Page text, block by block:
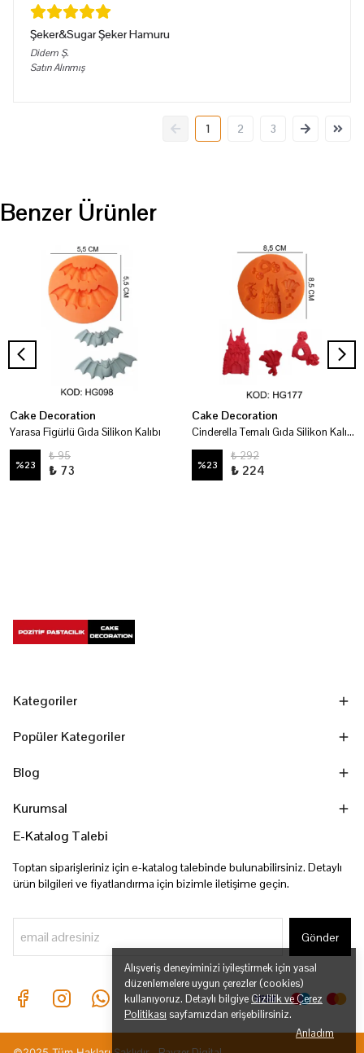
Alışveriş deneyiminizi iyileştirmek için yasal
düzenlemelere uygun çerezler (cookies)
kullanıyoruz. Detaylı bilgiye Gizlilik ve Çerez
Politikası sayfamızdan erişebilirsiniz.
Anladım
Şeker&Sugar Şeker Hamuru
Didem Ş.
Satın Alınmış
1 2 3
Benzer Ürünler
Cake Decoration
Yarasa Figürlü Gıda Silikon Kalıbı
%23
₺ 95
₺ 73
Cake Decoration
Cinderella Temalı Gıda Silikon Kalıbı
%23
₺ 292
₺ 224
Kategoriler
Popüler Kategoriler
Blog
Kurumsal
E-Katalog Talebi
Toptan siparişleriniz için e-katalog talebinde bulunabilirsiniz. Detaylı
ürün bilgileri ve fiyatlandırma için bizimle iletişime geçin.
Gönder